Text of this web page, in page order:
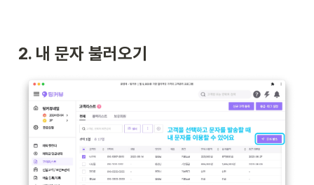
2. 내 문자 불러오기